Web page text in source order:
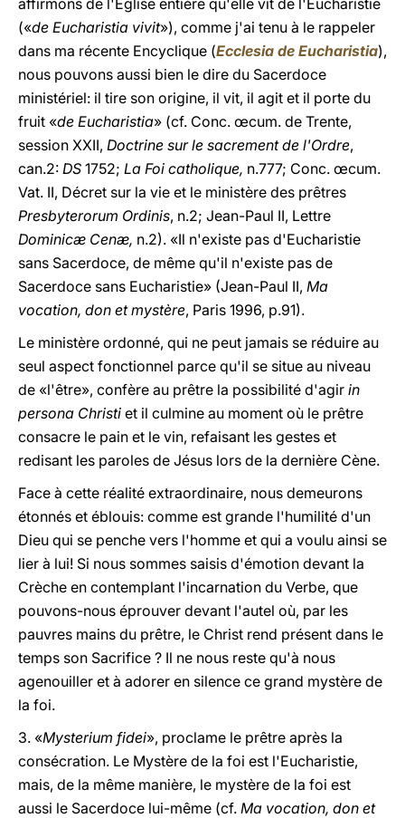
affirmons de l'Église entière qu'elle vit de l'Eucharistie
(«de Eucharistia vivit»), comme j'ai tenu à le rappeler
dans ma récente Encyclique (Ecclesia de Eucharistia),
nous pouvons aussi bien le dire du Sacerdoce
ministériel: il tire son origine, il vit, il agit et il porte du
fruit «de Eucharistia» (cf. Conc. œcum. de Trente,
session XXII, Doctrine sur le sacrement de l'Ordre,
can.2: DS 1752; La Foi catholique, n.777; Conc. œcum.
Vat. II, Décret sur la vie et le ministère des prêtres
Presbyterorum Ordinis, n.2; Jean-Paul II, Lettre
Dominicæ Cenæ, n.2). «Il n'existe pas d'Eucharistie
sans Sacerdoce, de même qu'il n'existe pas de
Sacerdoce sans Eucharistie» (Jean-Paul II, Ma
vocation, don et mystère, Paris 1996, p.91).
Le ministère ordonné, qui ne peut jamais se réduire au
seul aspect fonctionnel parce qu'il se situe au niveau
de «l'être», confère au prêtre la possibilité d'agir in
persona Christi et il culmine au moment où le prêtre
consacre le pain et le vin, refaisant les gestes et
redisant les paroles de Jésus lors de la dernière Cène.
Face à cette réalité extraordinaire, nous demeurons
étonnés et éblouis: comme est grande l'humilité d'un
Dieu qui se penche vers l'homme et qui a voulu ainsi se
lier à lui! Si nous sommes saisis d'émotion devant la
Crèche en contemplant l'incarnation du Verbe, que
pouvons-nous éprouver devant l'autel où, par les
pauvres mains du prêtre, le Christ rend présent dans le
temps son Sacrifice ? Il ne nous reste qu'à nous
agenouiller et à adorer en silence ce grand mystère de
la foi.
3. «Mysterium fidei», proclame le prêtre après la
consécration. Le Mystère de la foi est l'Eucharistie,
mais, de la même manière, le mystère de la foi est
aussi le Sacerdoce lui-même (cf. Ma vocation, don et